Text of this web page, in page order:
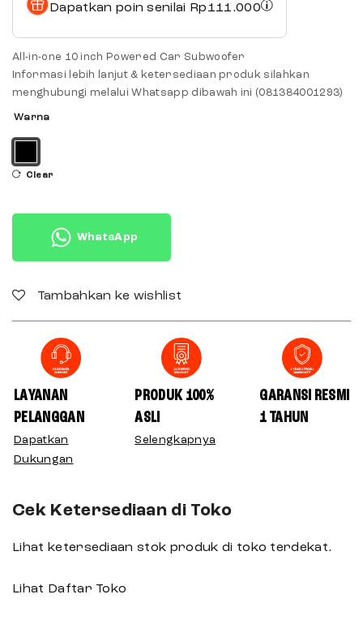
Dapatkan poin senilai Rp111.000
All-in-one 10 inch Powered Car Subwoofer
Informasi lebih lanjut & ketersediaan produk silahkan
menghubungi melalui Whatsapp dibawah ini (081384001293)
Warna
Clear
WhatsApp
Tambahkan ke wishlist
LAYANAN
PELANGGAN
Dapatkan
Dukungan
PRODUK 100%
ASLI
Selengkapnya
GARANSI RESMI
1 TAHUN
Cek Ketersediaan di Toko
Lihat ketersediaan stok produk di toko terdekat.
Lihat Daftar Toko